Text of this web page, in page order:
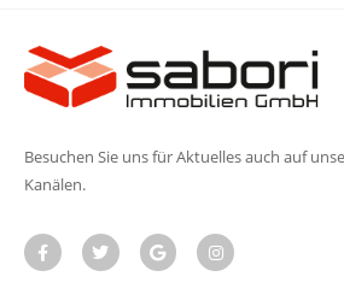
Besuchen Sie uns für Aktuelles auch auf
Kanälen.